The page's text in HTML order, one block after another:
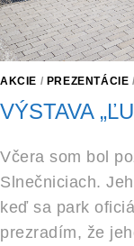
AKCIE / PREZENTÁCIE /
VÝSTAVA
Včera som bol
Slnečniciach.
keď sa park
prezradím, že